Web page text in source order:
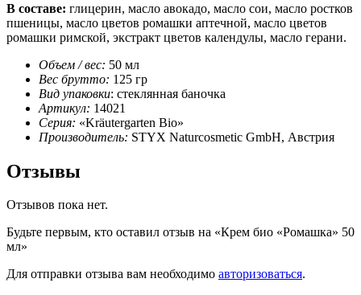
В составе: глицерин, масло авокадо, масло сои, масло ростков
пшеницы, масло цветов ромашки аптечной, масло цветов
ромашки римской, экстракт цветов календулы, масло герани.
Объем / вес: 50 мл
Вес брутто: 125 гр
Вид упаковки: стеклянная баночка
Артикул: 14021
Cерия: «Kräutergarten Bio»
Производитель: STYX Naturcosmetic GmbH, Австрия
Отзывы
Отзывов пока нет.
Будьте первым, кто оставил отзыв на «Крем био «Ромашка» 50
мл»
Для отправки отзыва вам необходимо авторизоваться.